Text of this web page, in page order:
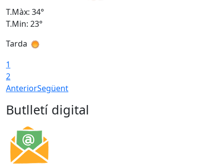
T.Màx: 34°
T.Min: 23°
Tarda
1
2
AnteriorSegüent
Butlletí digital